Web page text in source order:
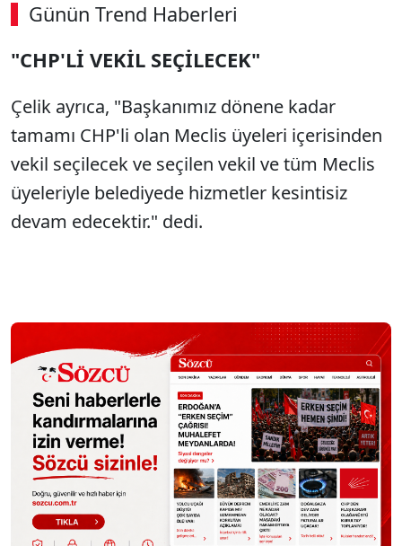
Günün Trend Haberleri
SÖZCÜ SON DAKİKA
"CHP'Lİ VEKİL SEÇİLECEK"
Çelik ayrıca, "Başkanımız dönene kadar
tamamı CHP'li olan Meclis üyeleri içerisinden
vekil seçilecek ve seçilen vekil ve tüm Meclis
üyeleriyle belediyede hizmetler kesintisiz
devam edecektir." dedi.